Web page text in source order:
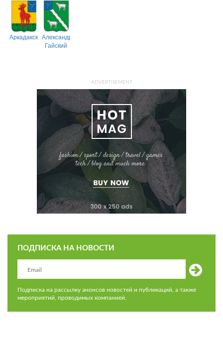
АркадакскийАлександрово-
Гайский
ADVERTISEMENT
ПОДПИСКА НА НОВОСТИ
Подписка на рассылку анонсов новостей и публикаций, а также
мероприятий, проводимых компанией.